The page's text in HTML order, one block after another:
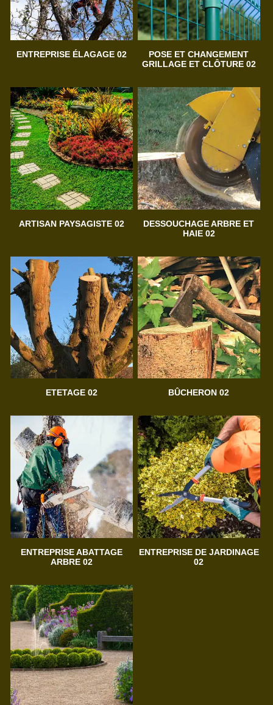
ENTREPRISE ÉLAGAGE 02
POSE ET CHANGEMENT
GRILLAGE ET CLÔTURE 02
ARTISAN PAYSAGISTE 02
DESSOUCHAGE ARBRE ET
HAIE 02
ETETAGE 02 BÛCHERON 02
ENTREPRISE ABATTAGE
ARBRE 02
ENTREPRISE DE JARDINAGE
02